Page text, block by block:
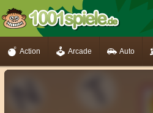
Action Arcade Auto